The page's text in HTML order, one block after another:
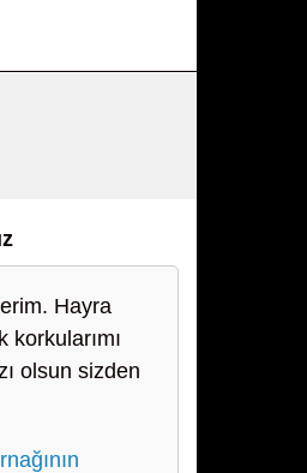
Hayra
korkularımı
olsun sizden